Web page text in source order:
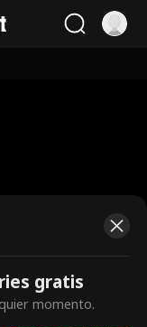
pago.
verlo.
gratis
momento.